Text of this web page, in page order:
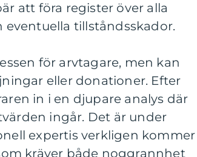
att föra register över alla
eventuella tillståndsskador.
för arvtagare, men kan
eller donationer. Efter
in i en djupare analys där
ingår. Det är under
expertis verkligen kommer
kräver både noggrannhet